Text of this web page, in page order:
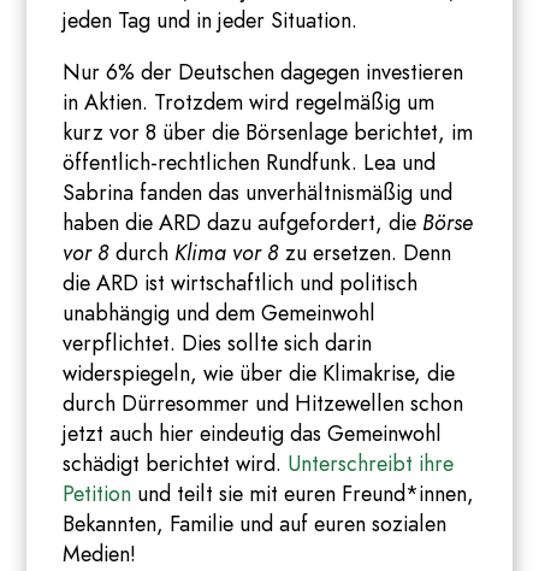
jeden Tag und in jeder Situation.
Nur 6% der Deutschen dagegen investieren
in Aktien. Trotzdem wird regelmäßig um
kurz vor 8 über die Börsenlage berichtet, im
öffentlich-rechtlichen Rundfunk. Lea und
Sabrina fanden das unverhältnismäßig und
haben die ARD dazu aufgefordert, die Börse
vor 8durch Klima vor 8zu ersetzen. Denn
die ARD ist wirtschaftlich und politisch
unabhängig und dem Gemeinwohl
verpflichtet. Dies sollte sich darin
widerspiegeln, wie über die Klimakrise, die
durch Dürresommer und Hitzewellen schon
jetzt auch hier eindeutig das Gemeinwohl
schädigt berichtet wird. Unterschreibt ihre
Petition und teilt sie mit euren Freund*innen,
Bekannten, Familie und auf euren sozialen
Medien!